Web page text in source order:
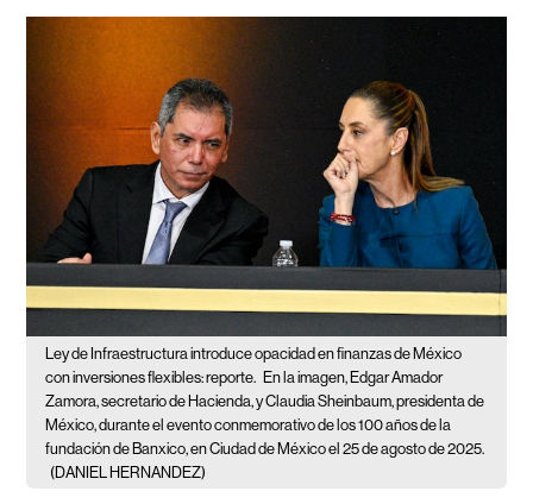
Ley de Infraestructura introduce opacidad en finanzas de México
con inversiones flexibles: reporte. En la imagen, Edgar Amador
Zamora, secretario de Hacienda, y Claudia Sheinbaum, presidenta de
México, durante el evento conmemorativo de los 100 años de la
fundación de Banxico, en Ciudad de México el 25 de agosto de 2025.
(DANIEL HERNANDEZ)